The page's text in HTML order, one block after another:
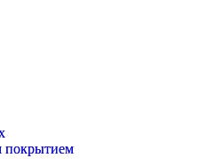
покрытием